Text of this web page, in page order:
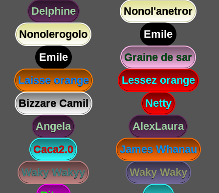
Delphine
Nonol'anetror
Nonolerogolo
Emile
Emile
Graine de sar
Laisse orange
Lessez orange
Bizzare Camil
Netty
Angela
AlexLaura
Caca2.0
James Whanau
Waky Wakyy
Waky Waky